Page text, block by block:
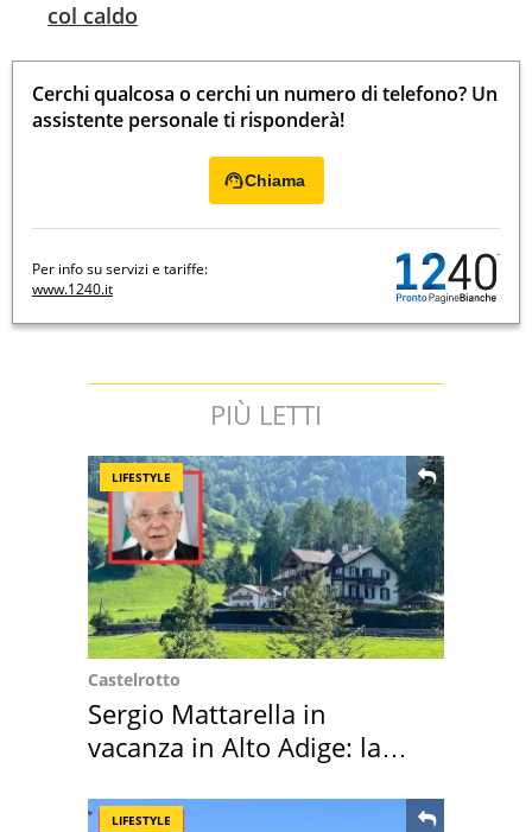
col caldo
Cerchi qualcosa o cerchi un numero di telefono? Un
assistente personale ti risponderà!
Chiama
Per info su servizi e tariffe:
www.1240.it
PIÙ LETTI
LIFESTYLE
Castelrotto
Sergio Mattarella in
vacanza in Alto Adige: la
LIFESTYLE